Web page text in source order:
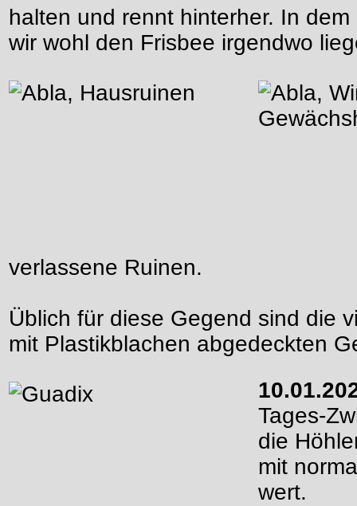
halten und rennt hinterher. In
wir wohl den Frisbee irgendwo
verlassene Ruinen.
Üblich für diese Gegend sind die
mit Plastikblachen abgedeckten
Tages-
die
mit
wert.